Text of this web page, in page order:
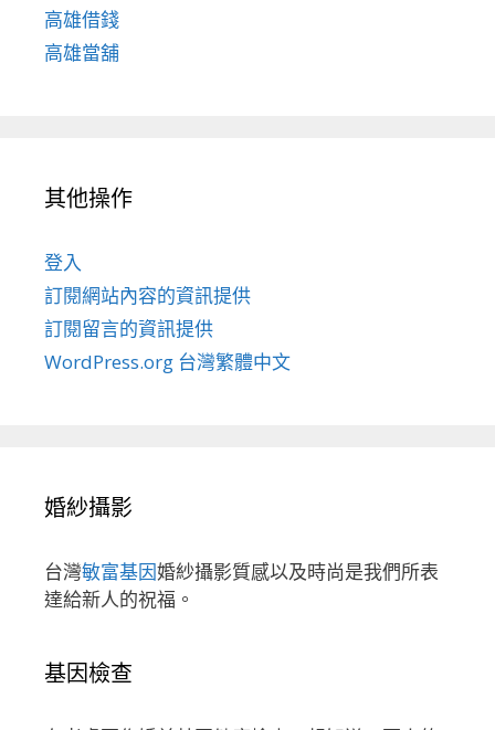
高雄借錢
高雄當舖
其他操作
登入
訂閱網站內容的資訊提供
訂閱留言的資訊提供
WordPress.org 台灣繁體中文
婚紗攝影
台灣敏富基因婚紗攝影質感以及時尚是我們所表
達給新人的祝福。
基因檢查